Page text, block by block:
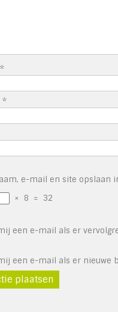
*
*
e-mail en site opslaan
×
8 = 32
een e-mail als er
een e-mail als er nieuwe